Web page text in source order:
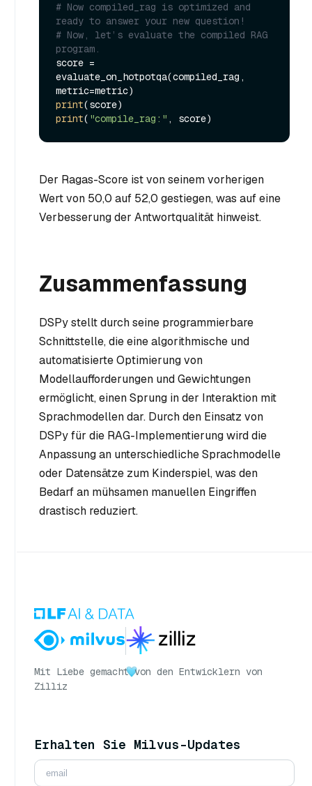
# Now compiled_rag is optimized and
ready to answer your new question!
# Now, let’s evaluate the compiled RAG
program.
score =
evaluate_on_hotpotqa(compiled_rag,
print
print( "compile_rag:"
Der Ragas-Score ist von seinem vorherigen
Wert von 50,0 auf 52,0 gestiegen, was auf eine
Verbesserung der Antwortqualität hinweist.
Zusammenfassung
DSPy stellt durch seine programmierbare
Schnittstelle, die eine algorithmische und
automatisierte Optimierung von
Modellaufforderungen und Gewichtungen
ermöglicht, einen Sprung in der Interaktion mit
Sprachmodellen dar. Durch den Einsatz von
DSPy für die RAG-Implementierung wird die
Anpassung an unterschiedliche Sprachmodelle
oder Datensätze zum Kinderspiel, was den
Bedarf an mühsamen manuellen Eingriffen
drastisch reduziert.
Mit Liebe gemacht von den Entwicklern von
Zilliz
Erhalten Sie Milvus-Updates